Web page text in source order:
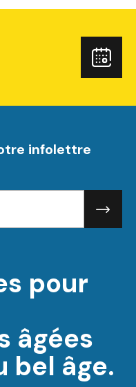
infolettre
pour
âgées
bel âge.